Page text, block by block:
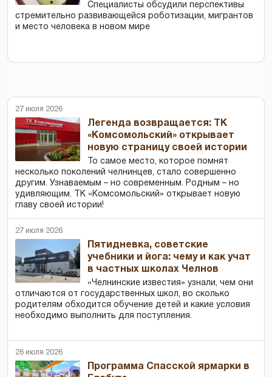
Специалисты обсудили перспективы
стремительно развивающейся роботизации, мигрантов
и место человека в новом мире
27 июля 2026
Легенда возвращается: ТК
«Комсомольский» открывает
новую страницу своей истории
То самое место, которое помнят
несколько поколений челнинцев, стало совершенно
другим. Узнаваемым – но современным. Родным – но
удивляющим. ТК «Комсомольский» открывает новую
главу своей истории!
27 июля 2026
Пятидневка, советские
учебники и йога: чему и как учат
в частных школах Челнов
«Челнинские известия» узнали, чем они
отличаются от государственных школ, во сколько
родителям обходится обучение детей и какие условия
необходимо выполнить для поступления.
26 июля 2026
Программа Спасской ярмарки в